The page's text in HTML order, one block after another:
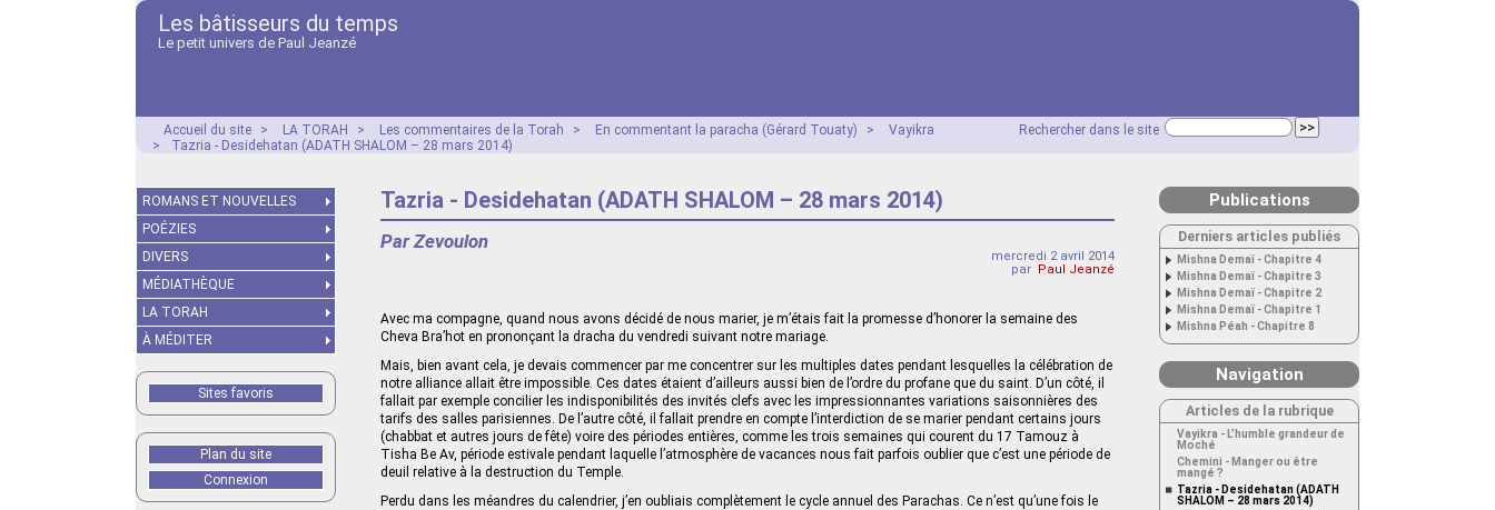
Les bâtisseurs du temps
Le petit univers de Paul Jeanzé
Rechercher dans le site
Accueil du site > LA TORAH > Les commentaires de la Torah > En commentant la paracha (Gérard Touaty) >
Vayikra
>
Tazria - Desidehatan (ADATH SHALOM – 28 mars 2014)
Tazria - Desidehatan (ADATH SHALOM – 28 mars 2014)
Par Zevoulon
mercredi 2 avril 2014
par Paul Jeanzé
Avec ma compagne, quand nous avons décidé de nous marier, je m’étais fait la promesse d’honorer la semaine des
Cheva Bra’hot en prononçant la dracha du vendredi suivant notre mariage.
Mais, bien avant cela, je devais commencer par me concentrer sur les multiples dates pendant lesquelles la célébration de
notre alliance allait être impossible. Ces dates étaient d’ailleurs aussi bien de l’ordre du profane que du saint. D’un côté, il
fallait par exemple concilier les indisponibilités des invités clefs avec les impressionnantes variations saisonnières des
tarifs des salles parisiennes. De l’autre côté, il fallait prendre en compte l’interdiction de se marier pendant certains jours
(chabbat et autres jours de fête) voire des périodes entières, comme les trois semaines qui courent du 17 Tamouz à
Tisha Be Av, période estivale pendant laquelle l’atmosphère de vacances nous fait parfois oublier que c’est une période de
deuil relative à la destruction du Temple.
Perdu dans les méandres du calendrier, j’en oubliais complètement le cycle annuel des Parachas. Ce n’est qu’une fois le
ROMANS ET NOUVELLES
POÉZIES
DIVERS
MÉDIATHÈQUE
LA TORAH
À MÉDITER
Sites favoris
Plan du site
Connexion
Publications
Derniers articles publiés
Mishna Demaï - Chapitre 4
Mishna Demaï - Chapitre 3
Mishna Demaï - Chapitre 2
Mishna Demaï - Chapitre 1
Mishna Péah - Chapitre 8
Navigation
Articles de la rubrique
Vayikra - L’humble grandeur de
Moché
Chemini - Manger ou être
mangé ?
Tazria - Desidehatan (ADATH
SHALOM – 28 mars 2014)